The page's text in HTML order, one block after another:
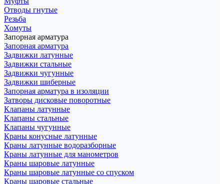
Отводы гнутые
Резьба
Хомуты
Запорная арматура
Запорная арматура
Задвижки латунные
Задвижки стальные
Задвижки чугунные
Задвижки шиберные
Запорная арматура в изоляции
Затворы дисковые поворотные
Клапаны латунные
Клапаны стальные
Клапаны чугунные
Краны конусные латунные
Краны латунные водоразборные
Краны латунные для манометров
Краны шаровые латунные
Краны шаровые латунные со спуском
Краны шаровые стальные